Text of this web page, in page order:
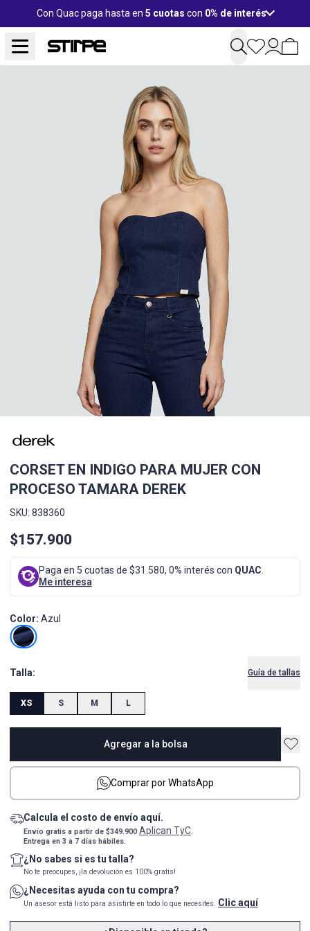
Con Quac paga hasta en 5 cuotas con 0% de interés
CORSET EN INDIGO PARA MUJER CON
PROCESO TAMARA DEREK
SKU: 838360
$157.900
Paga en 5 cuotas de $31.580, 0% interés con QUAC
Me interesa
Color: Azul
Talla: Guía de tallas
XS S M L
Agregar a la bolsa
Comprar por WhatsApp
Calcula el costo de envío aquí.
Envío gratis a partir de $349.900Aplican TyC.
Entrega en 3 a 7 días hábiles.
¿No sabes si es tu talla?
No te preocupes, ¡la devolución es 100% gratis!
¿Necesitas ayuda con tu compra?
Un asesor está listo para asistirte en todo lo que necesites. Clic aquí